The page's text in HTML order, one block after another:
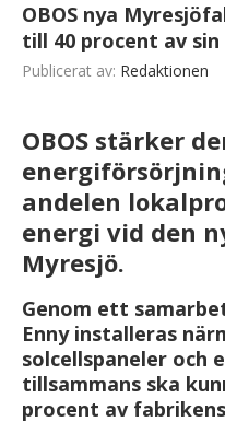
OBOS nya
till 40 procent av
Publicerat av: Redaktionen
OBOS stärker
andelen
energi vid den
Myresjö.
Genom ett
Enny installeras
solcellspaneler och
tillsammans ska
procent av